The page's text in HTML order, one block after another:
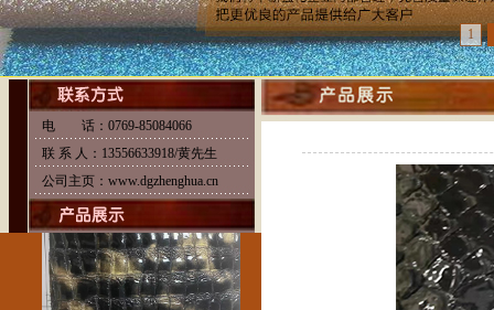
1
电 话：0769-85084066
联 系 人：13556633918/黄先生
公司主页： www.dgzhenghua.cn
3D蛇纹牛皮
3D蛇纹牛皮